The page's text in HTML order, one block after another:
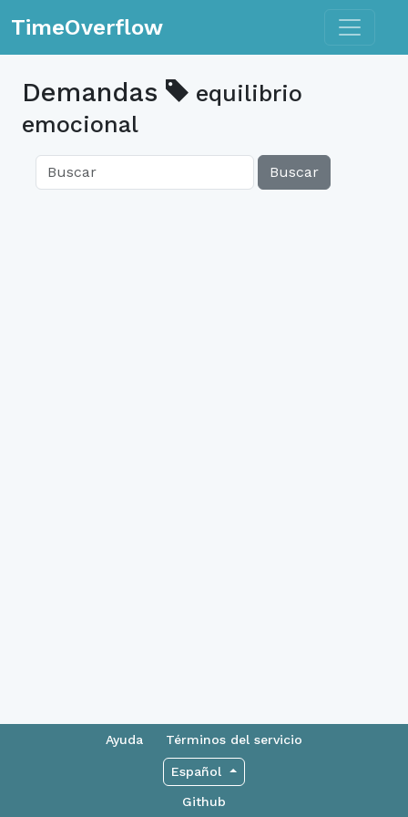
TimeOverflow Toggle
Demandas
equilibrio
emocional
Buscar
Ayuda Términos del servicio
Español
Github